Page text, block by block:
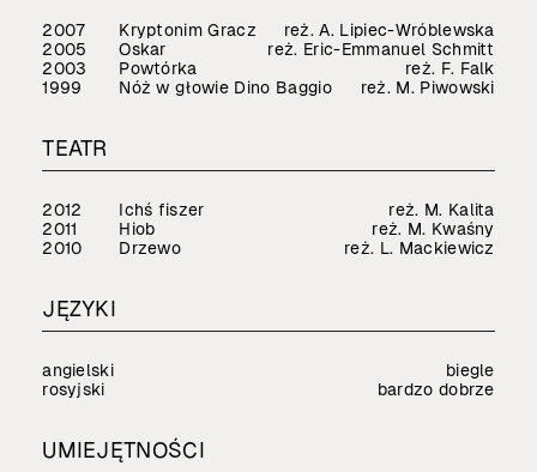
2007 Kryptonim Gracz
reż. A. Lipiec-Wróblewska
2005
Oskar
reż. Eric-Emmanuel Schmitt
2003
Powtórka
reż. F. Falk
1999
Nóż w głowie Dino Baggio reż. M. Piwowski
TEATR
2012 Ichś fiszer
reż. M. Kalita
2011
Hiob
reż. M. Kwaśny
2010
Drzewo reż. L. Mackiewicz
JĘZYKI
angielski
biegle
rosyjski
bardzo dobrze
UMIEJĘTNOŚCI